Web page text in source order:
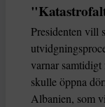
Presidenten vill
varnar
skulle öppna
Albanien, som